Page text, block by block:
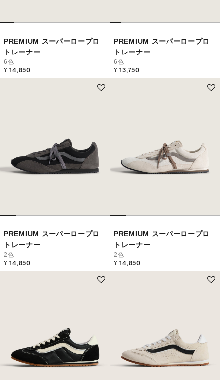
PREMIUM スーパーロープロ
トレーナー
6色
¥ 14,850
PREMIUM スーパーロープロ
トレーナー
6色
¥ 13,750
PREMIUM スーパーロープロ
トレーナー
2色
¥ 14,850
PREMIUM スーパーロープロ
トレーナー
2色
¥ 14,850